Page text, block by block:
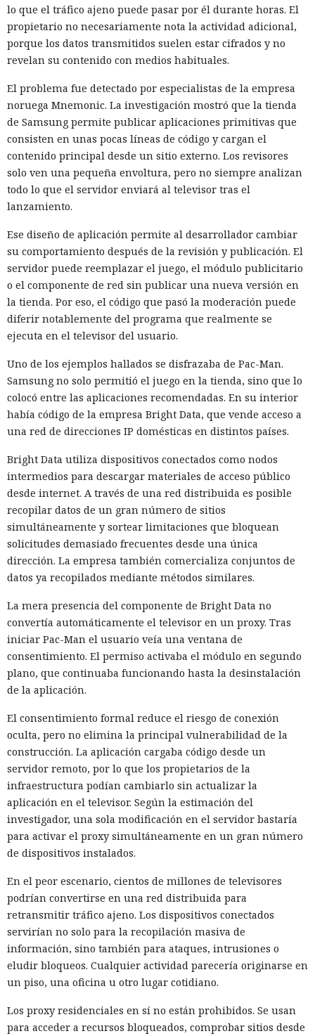
lo que el tráfico ajeno puede pasar por él durante horas. El
propietario no necesariamente nota la actividad adicional,
porque los datos transmitidos suelen estar cifrados y no
revelan su contenido con medios habituales.
El problema fue detectado por especialistas de la empresa
noruega Mnemonic. La investigación mostró que la tienda
de Samsung permite publicar aplicaciones primitivas que
consisten en unas pocas líneas de código y cargan el
contenido principal desde un sitio externo. Los revisores
solo ven una pequeña envoltura, pero no siempre analizan
todo lo que el servidor enviará al televisor tras el
lanzamiento.
Ese diseño de aplicación permite al desarrollador cambiar
su comportamiento después de la revisión y publicación. El
servidor puede reemplazar el juego, el módulo publicitario
o el componente de red sin publicar una nueva versión en
la tienda. Por eso, el código que pasó la moderación puede
diferir notablemente del programa que realmente se
ejecuta en el televisor del usuario.
Uno de los ejemplos hallados se disfrazaba de Pac-Man.
Samsung no solo permitió el juego en la tienda, sino que lo
colocó entre las aplicaciones recomendadas. En su interior
había código de la empresa Bright Data, que vende acceso a
una red de direcciones IP domésticas en distintos países.
Bright Data utiliza dispositivos conectados como nodos
intermedios para descargar materiales de acceso público
desde internet. A través de una red distribuida es posible
recopilar datos de un gran número de sitios
simultáneamente y sortear limitaciones que bloquean
solicitudes demasiado frecuentes desde una única
dirección. La empresa también comercializa conjuntos de
datos ya recopilados mediante métodos similares.
La mera presencia del componente de Bright Data no
convertía automáticamente el televisor en un proxy. Tras
iniciar Pac-Man el usuario veía una ventana de
consentimiento. El permiso activaba el módulo en segundo
plano, que continuaba funcionando hasta la desinstalación
de la aplicación.
El consentimiento formal reduce el riesgo de conexión
oculta, pero no elimina la principal vulnerabilidad de la
construcción. La aplicación cargaba código desde un
servidor remoto, por lo que los propietarios de la
infraestructura podían cambiarlo sin actualizar la
aplicación en el televisor. Según la estimación del
investigador, una sola modificación en el servidor bastaría
para activar el proxy simultáneamente en un gran número
de dispositivos instalados.
En el peor escenario, cientos de millones de televisores
podrían convertirse en una red distribuida para
retransmitir tráfico ajeno. Los dispositivos conectados
servirían no solo para la recopilación masiva de
información, sino también para ataques, intrusiones o
eludir bloqueos. Cualquier actividad parecería originarse en
un piso, una oficina u otro lugar cotidiano.
Los proxy residenciales en sí no están prohibidos. Se usan
para acceder a recursos bloqueados, comprobar sitios desde